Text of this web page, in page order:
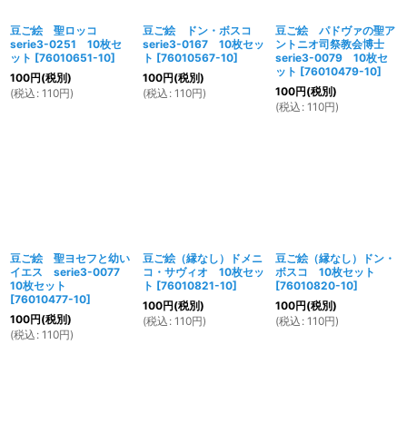
豆ご絵 聖ロッコ
serie3-0251 10枚セ
ット [76010651-10]
100円(税別)
(税込 : 110円)
豆ご絵 ドン・ボスコ
serie3-0167 10枚セッ
ト [76010567-10]
100円(税別)
(税込 : 110円)
豆ご絵 パドヴァの聖ア
ントニオ司祭教会博士
serie3-0079 10枚セ
ット [76010479-10]
100円(税別)
(税込 : 110円)
豆ご絵 聖ヨセフと幼い
イエス serie3-0077
10枚セット
[76010477-10]
100円(税別)
(税込 : 110円)
豆ご絵（縁なし）ドメニ
コ・サヴィオ 10枚セッ
ト [76010821-10]
100円(税別)
(税込 : 110円)
豆ご絵（縁なし）ドン・
ボスコ 10枚セット
[76010820-10]
100円(税別)
(税込 : 110円)